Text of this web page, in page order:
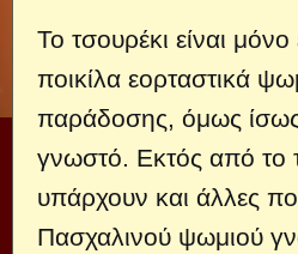
Το τσουρέκι είναι
ποικίλα εορταστικά
παράδοσης, όμως ίσως
γνωστό. Εκτός από το
υπάρχουν και άλλες
Πασχαλινού ψωμιού